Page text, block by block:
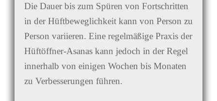
Die Dauer bis zum Spüren von Fortschritten
in der Hüftbeweglichkeit kann von Person zu
Person variieren. Eine regelmäßige Praxis der
Hüftöffner-Asanas kann jedoch in der Regel
innerhalb von einigen Wochen bis Monaten
zu Verbesserungen führen.